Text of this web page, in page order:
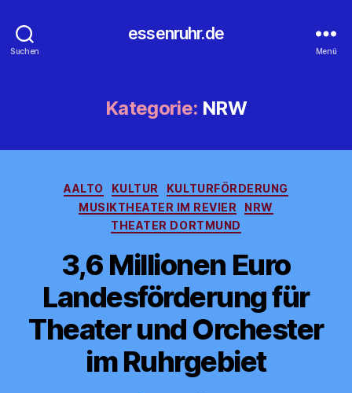
Suchen
essenruhr.de
Menü
Kategorie: NRW
Kategorien
AALTO KULTUR
KULTURFÖRDERUNG
MUSIKTHEATER IM REVIER
NRW
THEATER DORTMUND
3,6 Millionen Euro
Landesförderung für
Theater und Orchester
im Ruhrgebiet